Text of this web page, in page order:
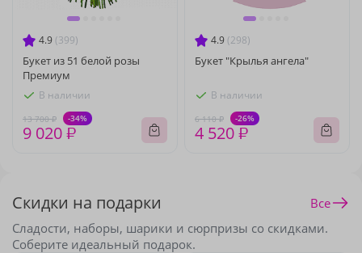
4.9 (399)
Букет из 51 белой розы
Премиум
В наличии
13 700 ₽ -34%
9 020 ₽
4.9 (298)
Букет "Крылья ангела"
В наличии
6 110 ₽ -26%
4 520 ₽
Скидки на подарки
Сладости, наборы, шарики и сюрпризы со скидками.
Соберите идеальный подарок.
Все